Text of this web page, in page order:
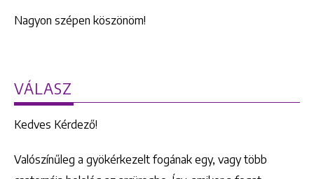
Nagyon szépen köszönöm!
VÁLASZ
Kedves Kérdező!
Valószínűleg a gyökérkezelt fogának egy, vagy több